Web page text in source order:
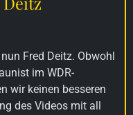
Fred Deitz. Obwohl
im WDR-
wir keinen besseren
des Videos mit all